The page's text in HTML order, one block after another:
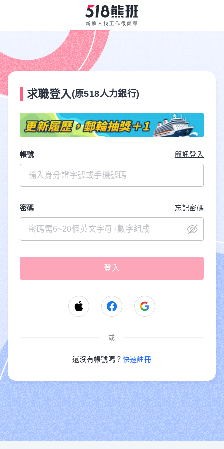
求職登入 (原518人力銀行)
帳號 簡訊登入
密碼 忘記密碼
或
還沒有帳號嗎？ 快速註冊